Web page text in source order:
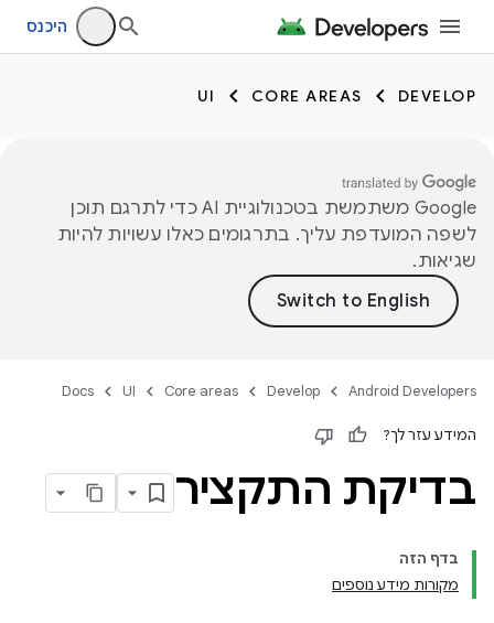
היכנס
DEVELOP
CORE AREAS
UI
‫Google משתמשת בטכנולוגיית AI כדי לתרגם תוכן
לשפה המועדפת עליך. בתרגומים כאלו עשויות להיות
שגיאות.
Android Developers
Develop
Core areas
UI
Docs
המידע עזר לך?
בדיקת התקציר
בדף הזה
מקורות מידע נוספים